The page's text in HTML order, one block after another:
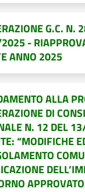
G.C. N.
-
ANNO 2025
ALLA
DI
N. 12 DEL
“MODIFICHE
APPROVATO